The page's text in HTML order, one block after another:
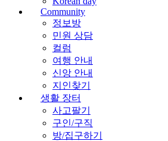
Community
정보방
민원 상담
컬럼
여행 안내
신앙 안내
지인찾기
생활 장터
사고팔기
구인/구직
방/집구하기